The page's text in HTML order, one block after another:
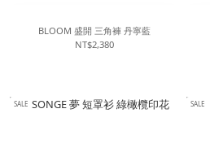
BLOOM 盛開 三角褲 丹寧藍
NT$2,380
SALE SALE